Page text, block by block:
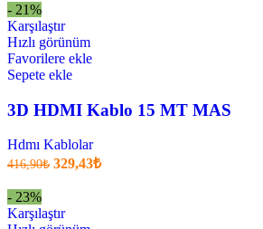
- 21%
Karşılaştır
Hızlı görünüm
Favorilere ekle
Sepete ekle
3D HDMI Kablo 15 MT MAS
Hdmı Kablolar
416,90₺ Orijinal
329,43₺Şu
- 23%
Karşılaştır